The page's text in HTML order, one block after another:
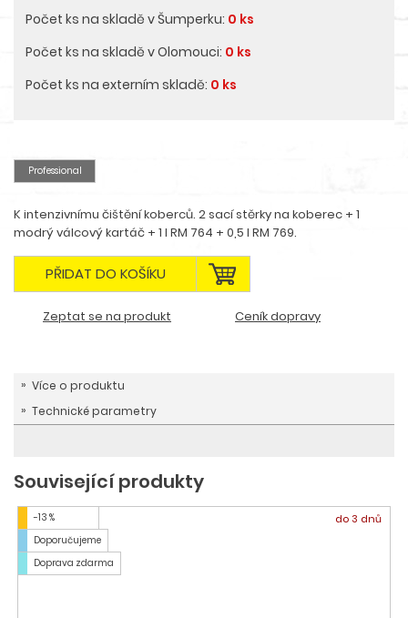
Počet ks na skladě v Šumperku: 0 ks
Počet ks na skladě v Olomouci: 0 ks
Počet ks na externím skladě: 0 ks
Professional
K intenzivnímu čištění koberců. 2 sací stěrky na koberec + 1
modrý válcový kartáč + 1 l RM 764 + 0,5 l RM 769.
PŘIDAT DO KOŠÍKU
Zeptat se na produkt Ceník dopravy
Více o produktu
Technické parametry
Související produkty
-13 %
Doporučujeme
Doprava zdarma
do 3 dnů